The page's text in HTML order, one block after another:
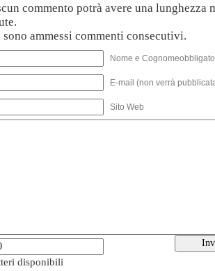
commento potrà avere una lunghezza
sono ammessi commenti consecutivi.
Nome e
E-mail (non verrà
Sito Web
disponibili